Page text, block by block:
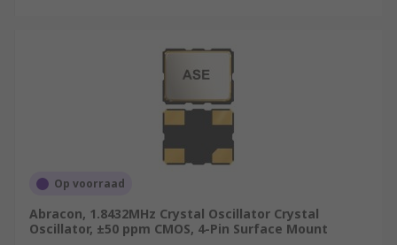
Op voorraad
Abracon, 1.8432MHz Crystal Oscillator Crystal
Oscillator, ±50 ppm CMOS, 4-Pin Surface Mount